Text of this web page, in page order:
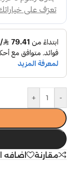
-
+
مقارنة اضافه